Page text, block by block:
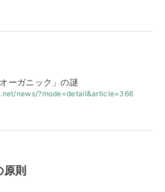
ーガニック」の謎
news/?mode=detail&article=366
則